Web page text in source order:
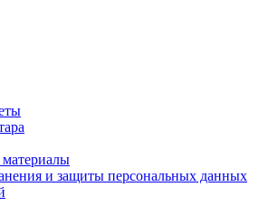
и защиты персональных данных